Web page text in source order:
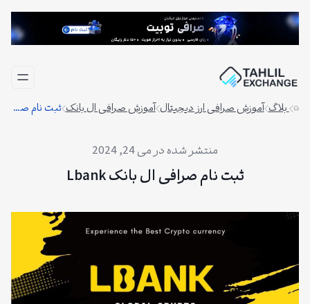
رفتن
بلاگ آموزش صرافی ارز دیجیتال آموزش صرافی ال بانک ثبت نام صرافی ال بانک Lbank
می 24, 2024
ثبت نام صرافی ال بانک Lbank